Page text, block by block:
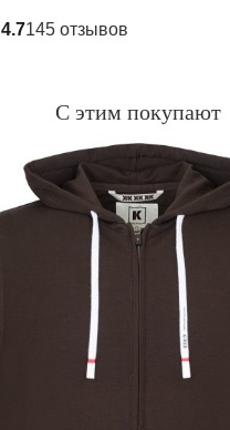
4.7145 отзывов
С этим покупают